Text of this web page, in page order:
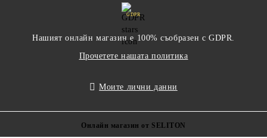
GDPR
Нашият онлайн магазин е 100% съобразен с GDPR.
Прочетете нашата политика
Моите лични данни
Онлайн магазин от SELITON